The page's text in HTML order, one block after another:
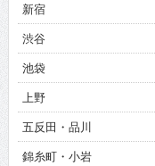
新宿
渋谷
池袋
上野
五反田・品川
錦糸町・小岩